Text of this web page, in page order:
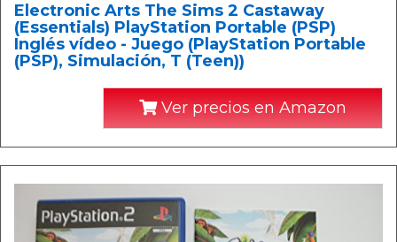
Electronic Arts The Sims 2 Castaway
(Essentials) PlayStation Portable (PSP)
Inglés vídeo - Juego (PlayStation Portable
(PSP), Simulación, T (Teen))
Ver precios en Amazon